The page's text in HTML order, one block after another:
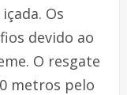
Os
devido ao
O resgate
metros pelo